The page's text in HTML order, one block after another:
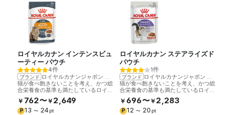
ロイヤルカナン インテンスビュ
ーティー パウチ
4件
ブランド ロイヤルカナンジャポン
ロイヤルカナン
猫が食べ飽きないことを考え、かつ総
合栄養食の基準も満たしているロイヤ
ルカナン社製成猫用ウェットフードで
す。
￥ 762〜￥ 2,649
P 13 〜 24pt
ロイヤルカナン ステアライズド
パウチ
1件
ブランド ロイヤルカナンジャポン
猫が食べ飽きないことを考え、かつ総
合栄養食の基準も満たしているロイヤ
ルカナン社製成猫用ウェットフードで
す。
￥ 696〜￥ 2,283
P 12 〜 20 pt